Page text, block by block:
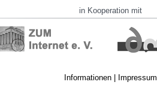
in Kooperation mit
Informationen| Impressum